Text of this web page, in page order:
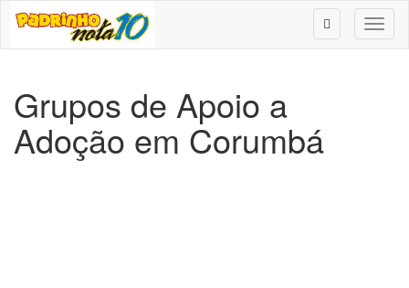
Grupos de Apoio a
Adoção em Corumbá